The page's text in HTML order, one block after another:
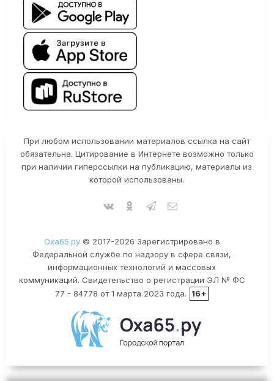
При любом использовании материалов ссылка на сайт
обязательна. Цитирование в Интернете возможно только
при наличии гиперссылки на публикацию, материалы из
которой использованы.
Оха65.ру© 2017-2026 Зарегистрировано в
Федеральной службе по надзору в сфере связи,
информационных технологий и массовых
коммуникаций. Свидетельство о регистрации ЭЛ № ФС
77 - 84778 от 1 марта 2023 года.
16+